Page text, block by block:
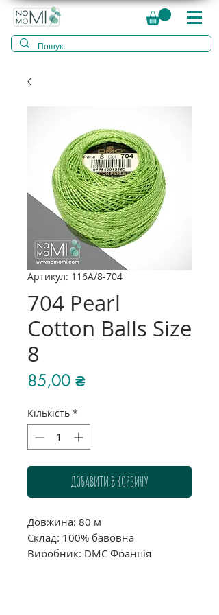
Артикул: 116A/8-704
704 Pearl
Cotton Balls Size
8
85,00 ₴Ціна
Кількість *
ДОБАВИТИ В КОРЗИНУ
Довжина: 80 м
Склад: 100% бавовна
Виробник: DMC Франція